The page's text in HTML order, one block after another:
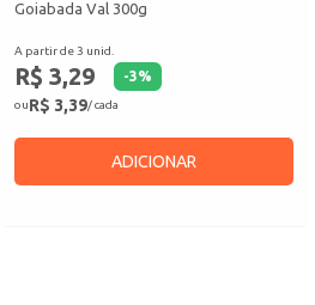
Goiabada Val 300g
A partir de 3 unid.
R$ 3,29 -3%
ouR$ 3,39/ cada
ADICIONAR